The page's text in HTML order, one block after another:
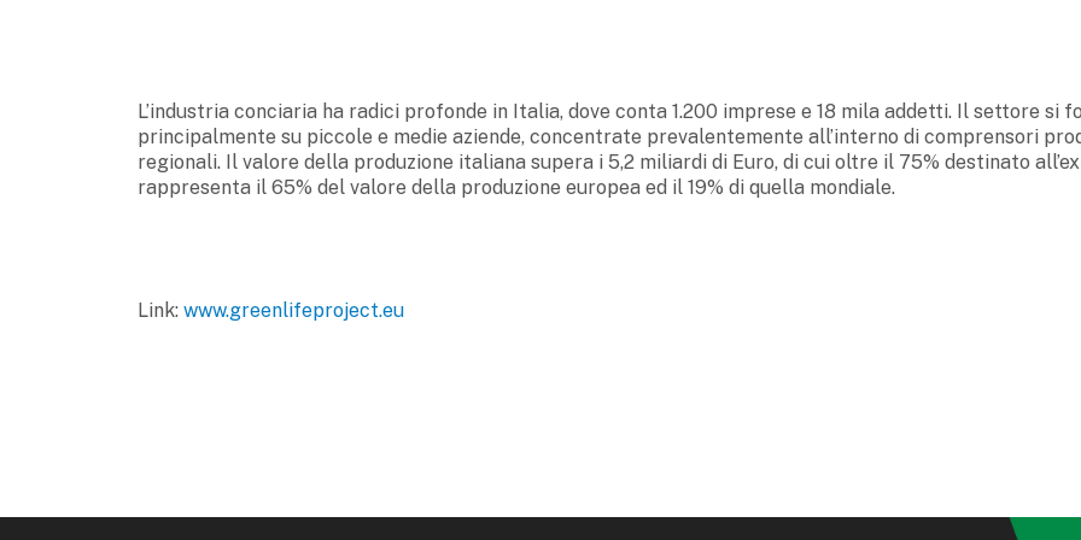
L’industria conciaria ha radici profonde in Italia, dove conta 1.200 imprese e 18 mila addetti. Il settore si
principalmente su piccole e medie aziende, concentrate prevalentemente all’interno di comprensori
regionali. Il valore della produzione italiana supera i 5,2 miliardi di Euro, di cui oltre il 75% destinato
rappresenta il 65% del valore della produzione europea ed il 19% di quella mondiale.
Link: www.greenlifeproject.eu